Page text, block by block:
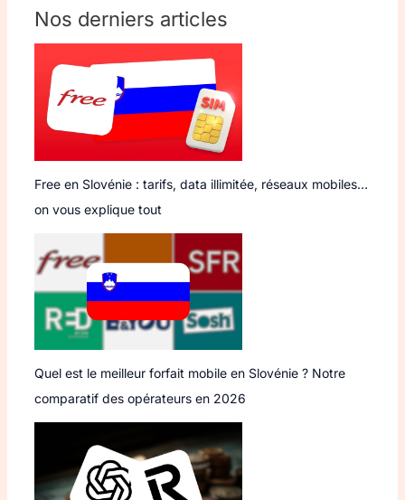
Nos derniers articles
Free en Slovénie : tarifs, data illimitée, réseaux mobiles…
on vous explique tout
Quel est le meilleur forfait mobile en Slovénie ? Notre
comparatif des opérateurs en 2026